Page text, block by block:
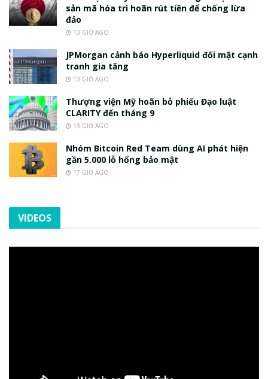
sản mã hóa trì hoãn rút tiền để chống lừa
đảo
13 GIỜ AGO
JPMorgan cảnh báo Hyperliquid đối mặt cạnh
tranh gia tăng
13 GIỜ AGO
Thượng viện Mỹ hoãn bỏ phiếu Đạo luật
CLARITY đến tháng 9
13 GIỜ AGO
Nhóm Bitcoin Red Team dùng AI phát hiện
gần 5.000 lỗ hổng bảo mật
17 GIỜ AGO
VIDEOS